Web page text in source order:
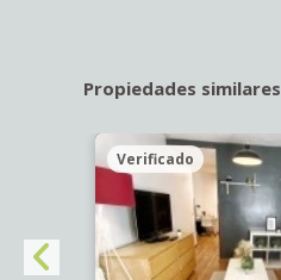
Propiedades similares
Verificado